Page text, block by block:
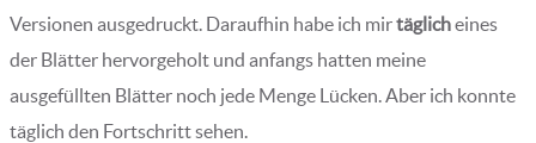
Versionen ausgedruckt. Daraufhin habe ich mirtäglicheines
der Blätter hervorgeholt und anfangs hatten meine
ausgefüllten Blätter noch jede Menge Lücken. Aber ich konnte
täglich den Fortschritt sehen.